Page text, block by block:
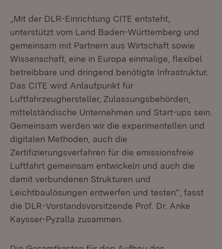
„Mit der DLR-Einrichtung CITE entsteht,
unterstützt vom Land Baden-Württemberg und
gemeinsam mit Partnern aus Wirtschaft sowie
Wissenschaft, eine in Europa einmalige, flexibel
betreibbare und dringend benötigte Infrastruktur.
Das CITE wird Anlaufpunkt für
Luftfahrzeughersteller, Zulassungsbehörden,
mittelständische Unternehmen und Start-ups sein.
Gemeinsam werden wir die experimentellen und
digitalen Methoden, auch die
Zertifizierungsverfahren für die emissionsfreie
Luftfahrt gemeinsam entwickeln und auch die
damit verbundenen Strukturen und
Leichtbaulösungen entwerfen und testen“, fasst
die DLR-Vorstandsvorsitzende Prof. Dr. Anke
Kaysser-Pyzalla zusammen.